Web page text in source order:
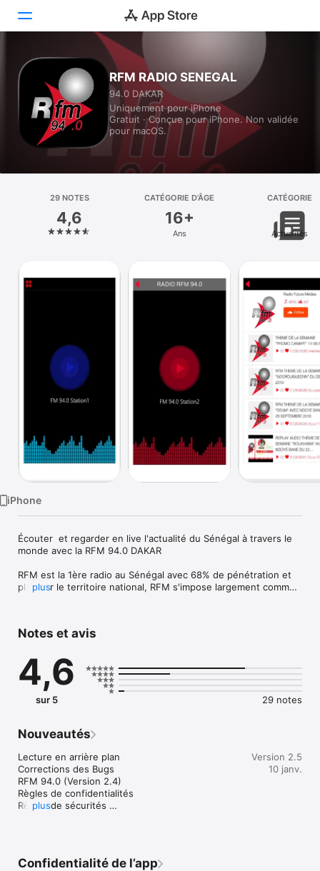
Aujourd’hui
Jeux
Apps
Plateforme
iPhone
Mac
RFM RADIO SENEGAL
94.0 DAKAR
Uniquement pour iPhone
Gratuit · Conçue pour iPhone. Non validée
pour macOS.
29 NOTES
4,6
CATÉGORIE D’ÂGE
16+
Ans
CATÉGORIE
Actualités
iPhone
Écouter  et regarder en live l'actualité du Sénégal à travers le
monde avec la RFM 94.0 DAKAR
RFM est la 1ère radio au Sénégal avec 68% de pénétration et
plus sur le territoire national, RFM s'impose largement comme
2- Vous pouvez réécouter en podcast les émissions (Grand
ALLO PRESIDENT etc.)
plus
Notes et avis
4,6
sur 5 29 notes
Nouveautés
Lecture en arrière plan
Corrections des Bugs
RFM 94.0 (Version 2.4)
Règles de confidentialités
Règles de sécurités
plus
Version 2.5
10 janv.
Confidentialité de l’app